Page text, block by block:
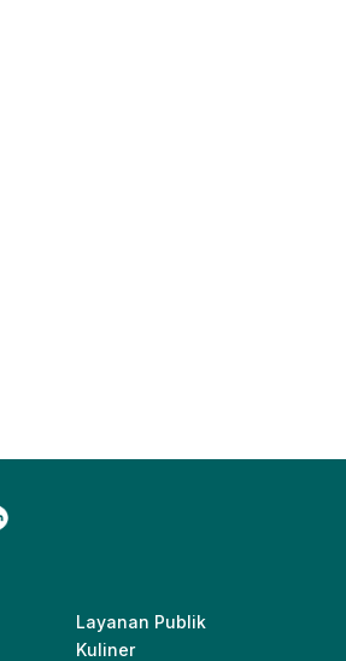
Layanan Publik
Kuliner